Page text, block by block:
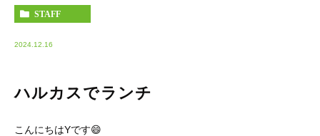
STAFF
2024.12.16
ハルカスでランチ
こんにちはYです😄